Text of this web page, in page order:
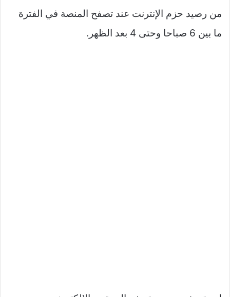
من رصيد حزم الإنترنت عند تصفح المنصة في الفترة
ما بين 6 صباحا وحتى 4 بعد الظهر.